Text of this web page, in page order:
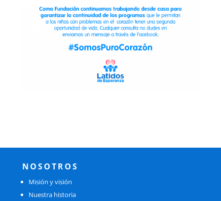
NOSOTROS
Misión y visión
Nuestra historia